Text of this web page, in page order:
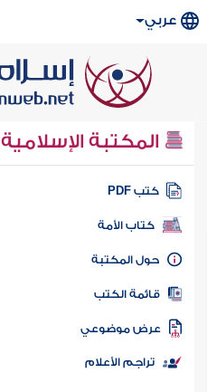
عربي
المكتبة الإسلامية
كتب PDF
كتاب الأمة
المكتبة
الكتب
موضوعي